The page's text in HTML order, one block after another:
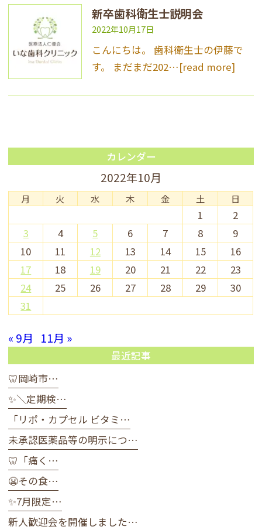
新卒歯科衛生士説明会
2022年10月17日
こんにちは。 歯科衛生士の伊藤で
す。 まだまだ202…[read more]
カレンダー
2022年10月
月 火 水 木 金 土 日
1
2
3
4 5 6 7 8
9
10
11 12 13 14 15
16
17
18 19 20 21 22
23
24
25 26 27 28 29
30
31
« 9月 11月 »
最近記事
🦷岡崎市…
✨＼定期検…
「リポ・カプセル ビタミ…
未承認医薬品等の明示につ…
🦷「痛く…
😬その食…
✨7月限定…
新人歓迎会を開催しました…